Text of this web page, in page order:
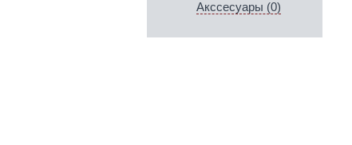
Акссесуары (0)